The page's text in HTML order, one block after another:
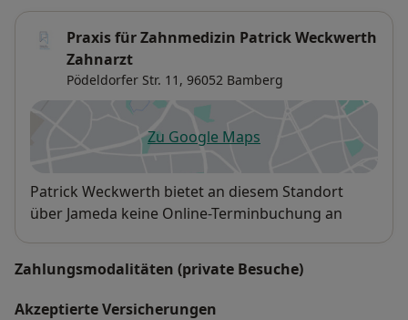
Praxis für Zahnmedizin Patrick Weckwerth
Zahnarzt
Pödeldorfer Str. 11, 96052 Bamberg
Zu Google Mapsöffnet in einer neuen
Verfügbarkeit
Patrick Weckwerth bietet an diesem Standort
über Jameda keine Online-Terminbuchung an
Zahlungsmodalitäten (private Besuche)
Akzeptierte Versicherungen